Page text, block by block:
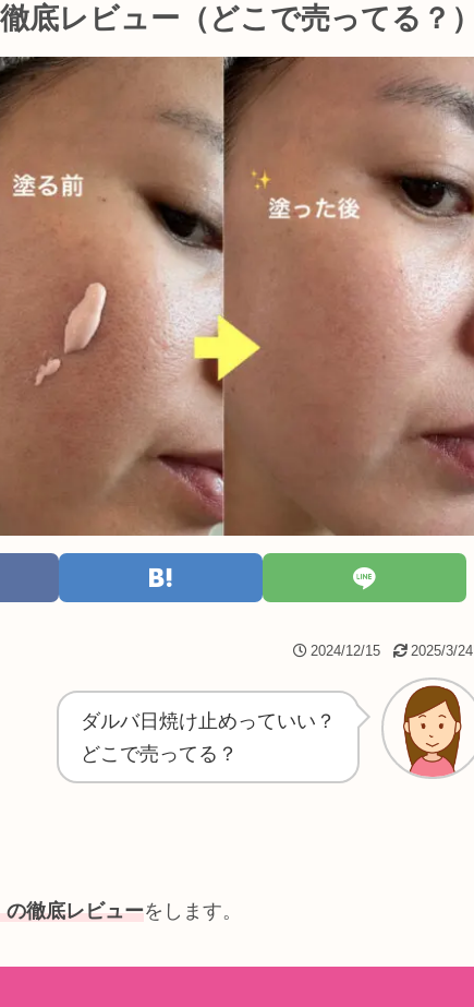
底レビュー（どこで売ってる？）
2024/12/15 2025/3/24
ダルバ日焼け止めっていい？
どこで売ってる？
徹底レビューをします。